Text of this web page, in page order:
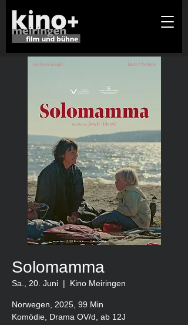
Solomamma
Sa., 20. Juni
  |
Kino Meiringen
Norwegen, 2025, 99 Min
Komödie, Drama OV/d, ab 12J